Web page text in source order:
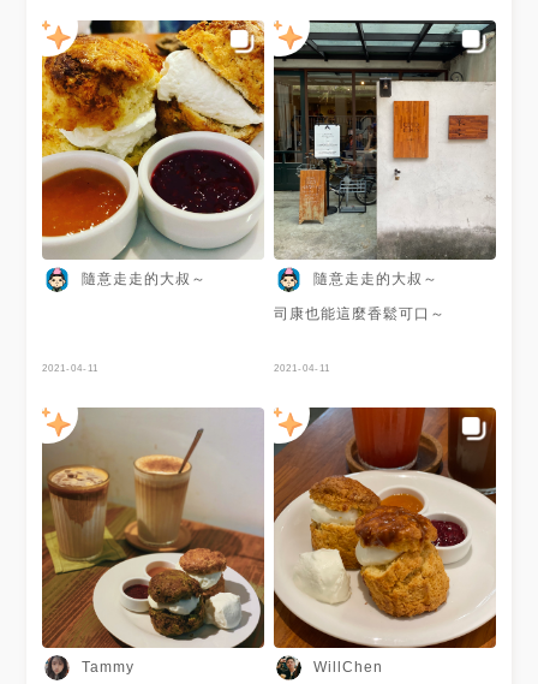
餘地（也就是內用一定比較貴😭
😭😭 飲料不錯喝，覺得比司康
更令我印象深刻
隨意走走的大叔～
2021-04-11
隨意走走的大叔～
司康也能這麼香鬆可口～
2021-04-11
Tammy WillChen